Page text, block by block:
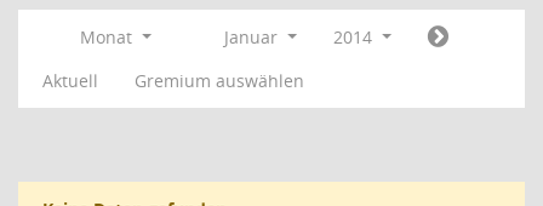
Monat Januar
2014
Aktuell
Gremium auswählen